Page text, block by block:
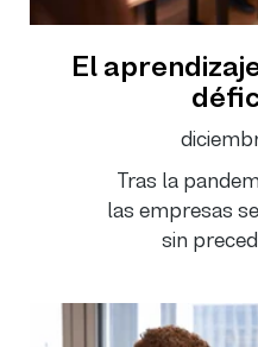
El
Tras la
las empresas
sin